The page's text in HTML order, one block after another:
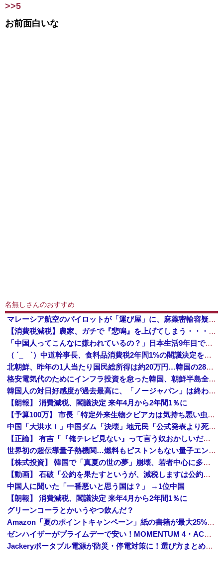
>>5
お前面白いな
名無しさんのおすすめ
マレーシア航空のパイロットが「運び屋」に、麻薬密輸容疑で拘束…最高刑は死刑！
【消費税減税】農家、ガチで『悲鳴』を上げてしまう・・・・・
「中国人ってこんなに嫌われているの？」日本生活9年目で明かす本心！
（ ´_ゝ`）中道幹事長、食料品消費税2年間1%の閣議決定を批判 → 記者「中道改革連合は食料品消費税ゼロを公約に掲げていたが？」→ 階猛氏「
北朝鮮、昨年の1人当たり国民総所得は約20万円…韓国の28分の1！
格安電気代のためにインフラ投資を怠った韓国、朝鮮半島全域を猛暑が直撃してしまった結果……
韓国人の対日好感度が過去最高に、「ノージャパン」は終わった？＝ネット「中国より100倍いい」
【朗報】 消費減税、閣議決定 来年4月から2年間1％に
【予算100万】 市長「特定外来生物クビアカは気持ち悪い虫だしそんな需要ないと思う」1匹300円相当の報奨金→初日に42万取られ焦り
中国「大洪水！」中国ダム「決壊」地元民「公式発表より死者多い！」中国政府「住民拘束！（安否不明」中国当局「救助隊動画も削除」台風13号「三峡ダム接近中」→
【正論】 有吉「『俺テレビ見ない』って言う奴おかしいだろ。団子屋で『団子食べない』って言うか？」
世界初の超伝導量子熱機関…燃料もピストンもない量子エンジンが回った！
【株式投資】 韓国で「真夏の世の夢」崩壊、若者中心に多くの人が「人生オワタ」―中国メディア
【動画】 石破「公約を果たすというが、減税しますは公約ではない。検討を加速するというのが公約だ」
中国人に聞いた「一番悪いと思う国は？」 →1位中国
【朗報】 消費減税、閣議決定 来年4月から2年間1％に
グリーンコーラとかいうやつ飲んだ？
Amazon「夏のポイントキャンペーン」紙の書籍が最大25%ポイント還元 対象と条件を整理（2026年7月）
ゼンハイザーがプライムデーで安い！MOMENTUM 4・ACCENTUMなど対象モデルまとめ！
Jackeryポータブル電源が防災・停電対策に！選び方まとめ【プライムデー最終日】